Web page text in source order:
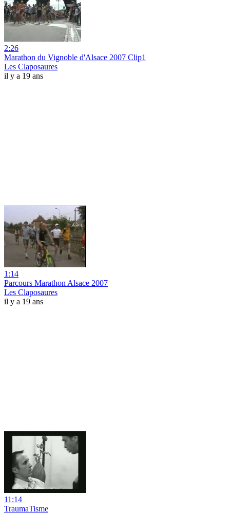
2:26
Marathon du Vignoble d'Alsace 2007 Clip1
Les Claposaures
il y a 19 ans
1:14
Parcours Marathon Alsace 2007
Les Claposaures
il y a 19 ans
11:14
TraumaTisme